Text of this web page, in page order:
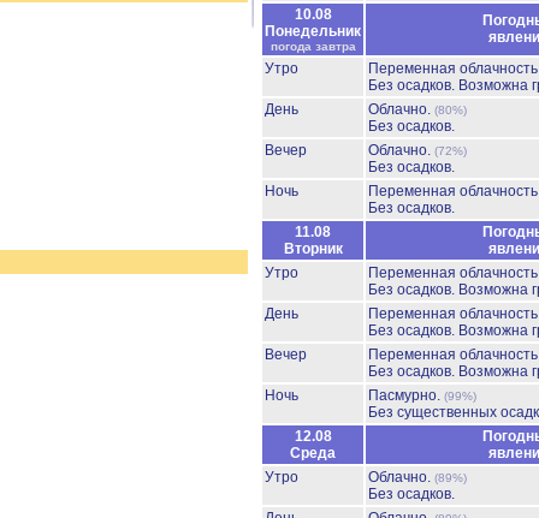
10.08
Понедельник
погода завтра
Утро
Переменная
Без осадков. Возможна
День
Облачно. (80%)
Без осадков.
Вечер
Облачно. (72%)
Без осадков.
Ночь
Переменная
Без осадков.
11.08
Вторник
Утро
Переменная
Без осадков. Возможна
День
Переменная
Без осадков. Возможна
Вечер
Переменная
Без осадков. Возможна
Ночь
Пасмурно. (99%)
Без существенных
12.08
Среда
Утро
Облачно. (89%)
Без осадков.